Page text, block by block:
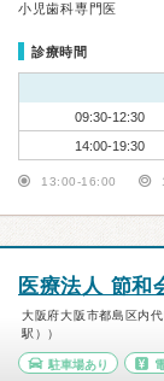
小児歯科専門医
診療時間
09:30-12:30
14:00-19:30
13:00-16:00
医療法人 節和
大阪府大阪市都島区内
駅））
駐車場あり